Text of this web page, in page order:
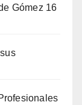
Gómez 16